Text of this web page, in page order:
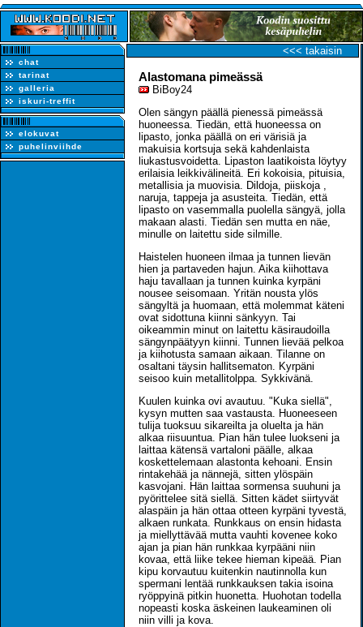
chat
tarinat
galleria
iskuri-treffit
elokuvat
puhelinviihde
<<< takaisin
Alastomana pimeässä
BiBoy24
Olen sängyn päällä pienessä pimeässä
huoneessa. Tiedän, että huoneessa on
lipasto, jonka päällä on eri värisiä ja
makuisia kortsuja sekä kahdenlaista
liukastusvoidetta. Lipaston laatikoista löytyy
erilaisia leikkivälineitä. Eri kokoisia, pituisia,
metallisia ja muovisia. Dildoja, piiskoja ,
naruja, tappeja ja asusteita. Tiedän, että
lipasto on vasemmalla puolella sängyä, jolla
makaan alasti. Tiedän sen mutta en näe,
minulle on laitettu side silmille.
Haistelen huoneen ilmaa ja tunnen lievän
hien ja partaveden hajun. Aika kiihottava
haju tavallaan ja tunnen kuinka kyrpäni
nousee seisomaan. Yritän nousta ylös
sängyltä ja huomaan, että molemmat käteni
ovat sidottuna kiinni sänkyyn. Tai
oikeammin minut on laitettu käsiraudoilla
sängynpäätyyn kiinni. Tunnen lievää pelkoa
ja kiihotusta samaan aikaan. Tilanne on
osaltani täysin hallitsematon. Kyrpäni
seisoo kuin metallitolppa. Sykkivänä.
Kuulen kuinka ovi avautuu. "Kuka siellä",
kysyn mutten saa vastausta. Huoneeseen
tulija tuoksuu sikareilta ja oluelta ja hän
alkaa riisuuntua. Pian hän tulee luokseni ja
laittaa kätensä vartaloni päälle, alkaa
koskettelemaan alastonta kehoani. Ensin
rintakehää ja nännejä, sitten ylöspäin
kasvojani. Hän laittaa sormensa suuhuni ja
pyörittelee sitä siellä. Sitten kädet siirtyvät
alaspäin ja hän ottaa otteen kyrpäni tyvestä,
alkaen runkata. Runkkaus on ensin hidasta
ja miellyttävää mutta vauhti kovenee koko
ajan ja pian hän runkkaa kyrpääni niin
kovaa, että liike tekee hieman kipeää. Pian
kipu korvautuu kuitenkin nautinnolla kun
spermani lentää runkkauksen takia isoina
ryöppyinä pitkin huonetta. Huohotan todella
nopeasti koska äskeinen laukeaminen oli
niin villi ja kova.